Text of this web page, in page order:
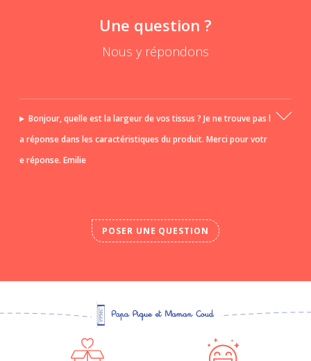
Une question ?
Nous y répondons
Bonjour, quelle est la largeur de vos tissus ? Je ne trouve pas l
a réponse dans les caractéristiques du produit. Merci pour votr
e réponse. Emilie
POSER UNE QUESTION